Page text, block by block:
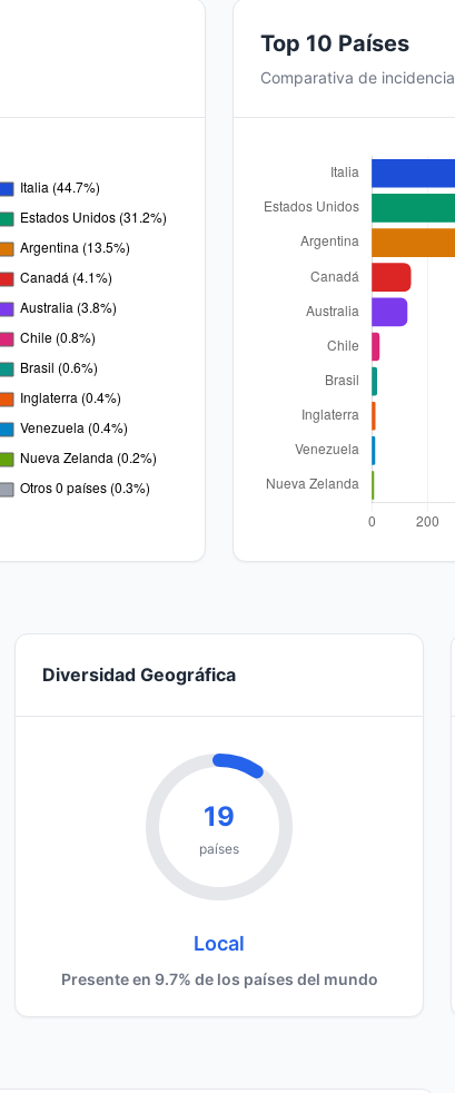
Top 10 Países
Comparativa de incidencia
Diversidad Geográfica
19
países
Local
Presente en 9.7% de los países del mundo